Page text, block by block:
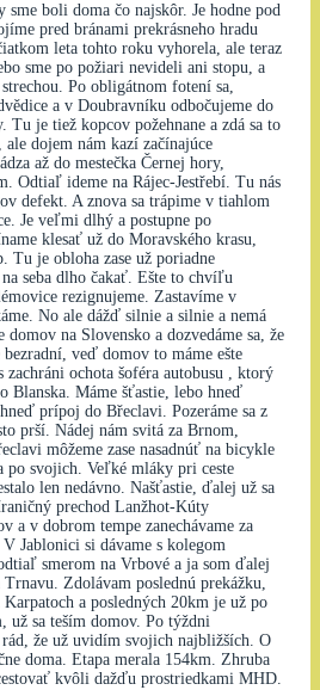
sme boli doma čo najskôr. Je hodne pod
pred bránami prekrásneho hradu
leta tohto roku vyhorela, ale teraz
sme po požiari nevideli ani stopu, a
Po obligátnom fotení sa,
a v Doubravníku odbočujeme do
Tu je tiež kopcov požehnane a zdá sa to
dojem nám kazí začínajúce
až do mestečka Černej hory,
Odtiaľ ideme na Rájec-Jestřebí. Tu nás
defekt. A znova sa trápime v tiahlom
Je veľmi dlhý a postupne po
klesať už do Moravského krasu,
Tu je obloha zase už poriadne
seba dlho čakať. Ešte to chvíľu
rezignujeme. Zastavíme v
No ale dážď silnie a silnie a nemá
na Slovensko a dozvedáme sa, že
veď domov to máme ešte
ochota šoféra autobusu , ktorý
Blanska. Máme šťastie, lebo hneď
prípoj do Břeclavi. Pozeráme sa z
prší. Nádej nám svitá za Brnom,
môžeme zase nasadnúť na bicykle
po svojich. Veľké mláky pri ceste
len nedávno. Našťastie, ďalej už sa
prechod Lanžhot-Kúty
a v dobrom tempe zanechávame za
Jablonici si dávame s kolegom
smerom na Vrbové a ja som ďalej
Zdolávam poslednú prekážku,
a posledných 20km je už po
už sa teším domov. Po týždni
rád, že už uvidím svojich najbližších. O
doma. Etapa merala 154km. Zhruba
kvôli dažďu prostriedkami MHD.